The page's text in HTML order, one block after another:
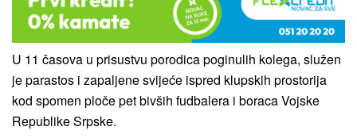
U 11 časova u prisustvu porodica poginulih kolega, služen
je parastos i zapaljene svijeće ispred klupskih prostorija
kod spomen ploče pet bivših fudbalera i boraca Vojske
Republike Srpske.